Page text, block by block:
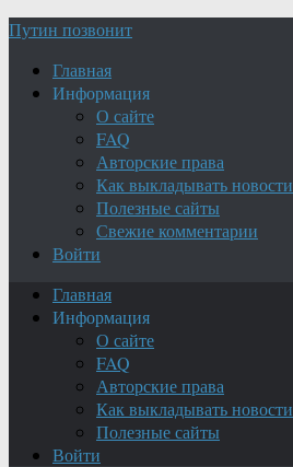
Путин позвонит
Главная
Информация
О сайте
FAQ
Авторские права
Как выкладывать новости
Полезные сайты
Свежие комментарии
Войти
Главная
Информация
О сайте
FAQ
Авторские права
Как выкладывать новости
Полезные сайты
Войти